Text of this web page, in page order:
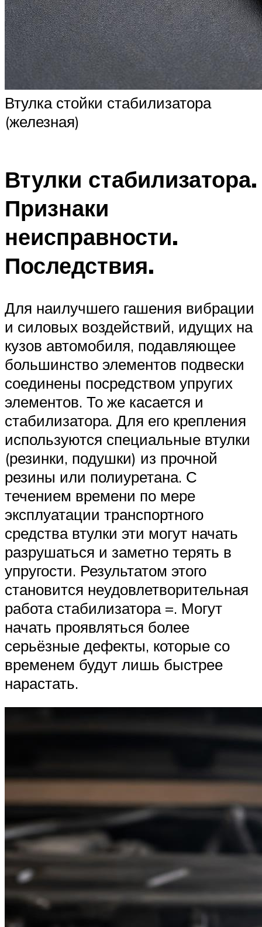
Втулка стойки стабилизатора
(железная)
Втулки стабилизатора.
Признаки
неисправности.
Последствия.
Для наилучшего гашения вибрации
и силовых воздействий, идущих на
кузов автомобиля, подавляющее
большинство элементов подвески
соединены посредством упругих
элементов. То же касается и
стабилизатора. Для его крепления
используются специальные втулки
(резинки, подушки) из прочной
резины или полиуретана. С
течением времени по мере
эксплуатации транспортного
средства втулки эти могут начать
разрушаться и заметно терять в
упругости. Результатом этого
становится неудовлетворительная
работа стабилизатора =. Могут
начать проявляться более
серьёзные дефекты, которые со
временем будут лишь быстрее
нарастать.